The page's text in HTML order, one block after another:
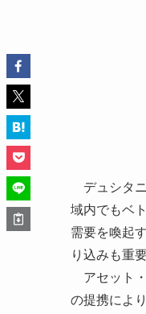
デュシタニ
域内でもベ
需要を喚起
り込みも重
アセット・
の提携によ